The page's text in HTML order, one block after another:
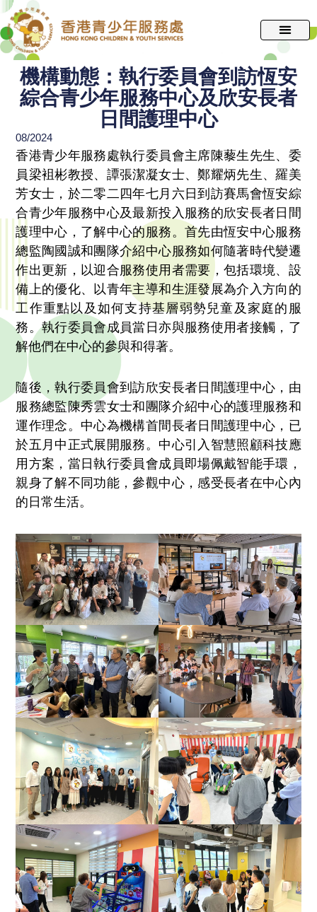
跳
至
主
機構動態：執行委員會到訪恆安
綜合青少年服務中心及欣安長者
日間護理中心
08/2024
香港青少年服務處執行委員會主席陳藜生先生、委
員梁袓彬教授、譚張潔凝女士、鄭耀炳先生、羅美
芳女士，於二零二四年七月六日到訪賽馬會恆安綜
合青少年服務中心及最新投入服務的欣安長者日間
護理中心，了解中心的服務。首先由恆安中心服務
總監陶國誠和團隊介紹中心服務如何隨著時代變遷
作出更新，以迎合服務使用者需要，包括環境、設
備上的優化、以青年主導和生涯發展為介入方向的
工作重點以及如何支持基層弱勢兒童及家庭的服
務。執行委員會成員當日亦與服務使用者接觸，了
解他們在中心的參與和得著。
隨後，執行委員會到訪欣安長者日間護理中心，由
服務總監陳秀雲女士和團隊介紹中心的護理服務和
運作理念。中心為機構首間長者日間護理中心，已
於五月中正式展開服務。中心引入智慧照顧科技應
用方案，當日執行委員會成員即場佩戴智能手環，
親身了解不同功能，參觀中心，感受長者在中心內
的日常生活。